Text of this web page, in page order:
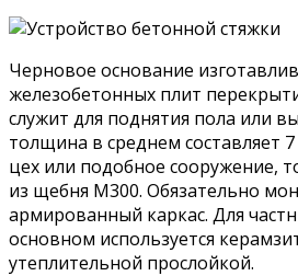
Черновое основание
железобетонных плит
служит для поднятия пола или
толщина в среднем составляет
цех или подобное сооружение,
из щебня М300. Обязательно
армированный каркас. Для
основном используется
утеплительной прослойкой.